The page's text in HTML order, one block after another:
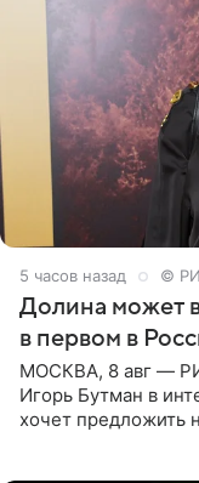
5 часов назад ©
Долина может
в первом в
МОСКВА, 8 авг —
Игорь Бутман в
хочет предложить